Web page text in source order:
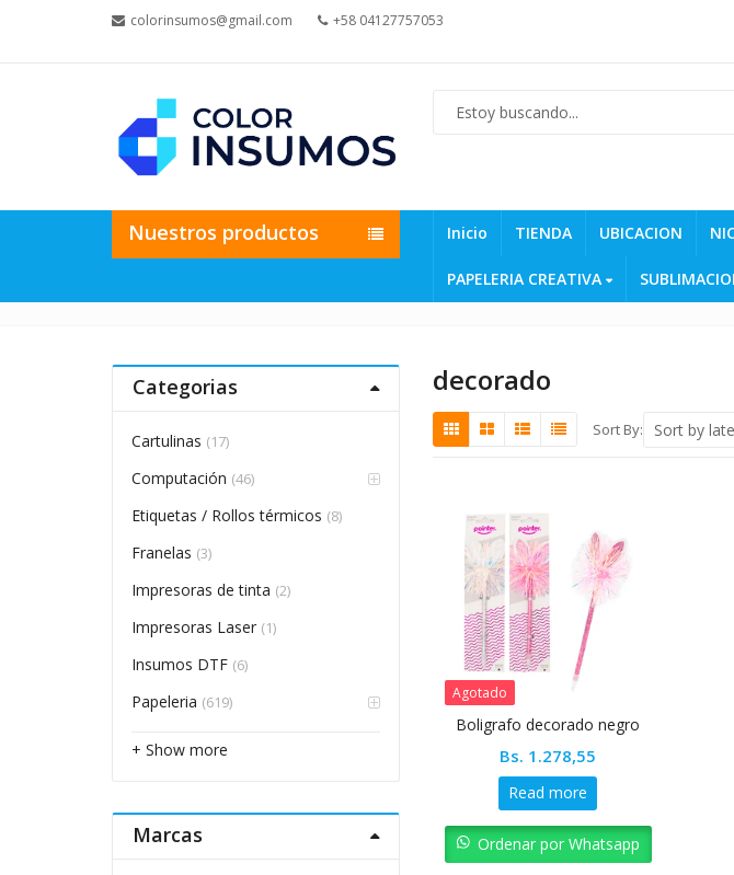
colorinsumos@gmail.com +58 04127757053
Nuestros productos Inicio TIENDA UBICACION
PAPELERIA CREATIVA
decorado
Sort By:
Agotado
Boligrafo decorado negro
Bs. 1.278,55
Read more
Ordenar por Whatsapp
Categorias
Cartulinas (17)
Computación (46)
Etiquetas / Rollos térmicos (8)
Franelas (3)
Impresoras de tinta (2)
Impresoras Laser (1)
Insumos DTF (6)
Papeleria (619)
+ Show more
Marcas